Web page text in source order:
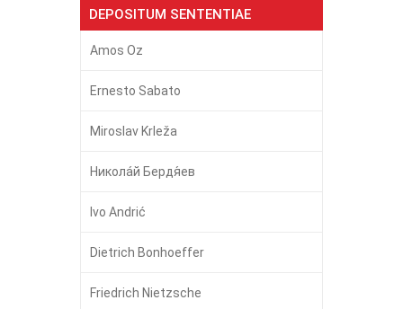
DEPOSITUM SENTENTIAE
Amos Oz
Ernesto Sabato
Miroslav Krleža
Никола́й Бердя́ев
Ivo Andrić
Dietrich Bonhoeffer
Friedrich Nietzsche